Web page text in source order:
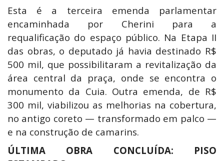
Esta é a terceira emenda parlamentar
encaminhada por Cherini para a
requalificação do espaço público. Na Etapa II
das obras, o deputado já havia destinado R$
500 mil, que possibilitaram a revitalização da
área central da praça, onde se encontra o
monumento da Cuia. Outra emenda, de R$
300 mil, viabilizou as melhorias na cobertura,
no antigo coreto — transformado em palco —
e na construção de camarins.
ÚLTIMA OBRA CONCLUÍDA: PISO